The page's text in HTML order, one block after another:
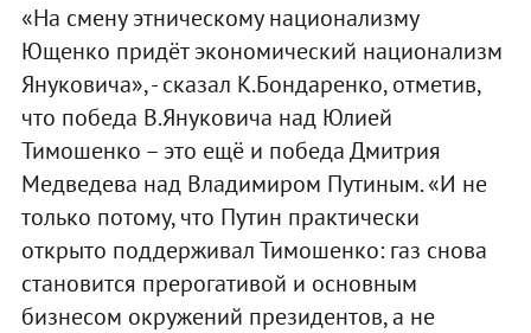
«На смену этническому национализму
Ющенко придёт экономический национализм
Януковича», - сказал К.Бондаренко, отметив,
что победа В.Януковича над Юлией
Тимошенко – это ещё и победа Дмитрия
Медведева над Владимиром Путиным. «И не
только потому, что Путин практически
открыто поддерживал Тимошенко: газ снова
становится прерогативой и основным
бизнесом окружений президентов, а не